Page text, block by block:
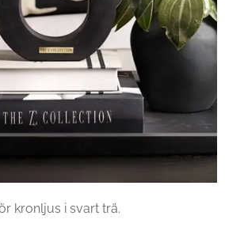
kronljus i svart trä.